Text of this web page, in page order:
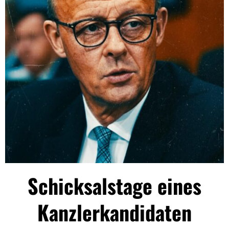
Schicksalstage eines
Kanzlerkandidaten